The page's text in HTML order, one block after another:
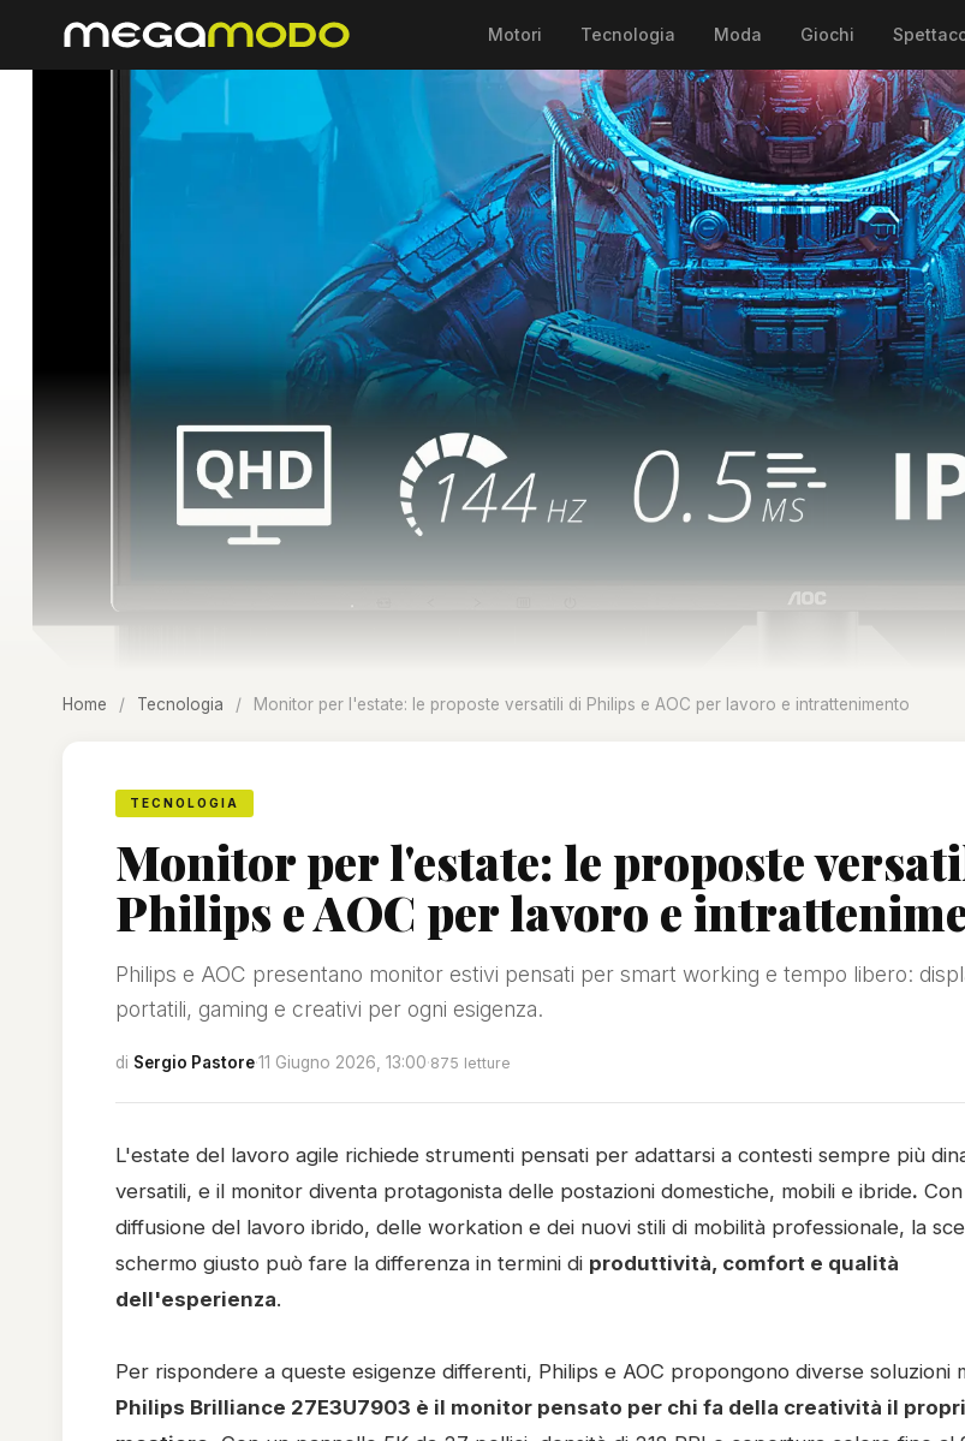
Motori Tecnologia Moda Giochi
Home / Tecnologia / Monitor per l'estate: le proposte versatili di Philips e AOC per lavoro e intrattenimento
TECNOLOGIA
Monitor per l'estate: le proposte
Philips e AOC per lavoro e
Philips e AOC presentano monitor estivi pensati per smart working e tempo libero:
portatili, gaming e creativi per ogni esigenza.
di Sergio Pastore·11 Giugno 2026, 13:00·875 letture
L'estate del lavoro agile richiede strumenti pensati per adattarsi a contesti sempre più
versatili, e il monitor diventa protagonista delle postazioni domestiche, mobili e ibride.
diffusione del lavoro ibrido, delle workation e dei nuovi stili di mobilità professionale, la
schermo giusto può fare la differenza in termini di produttività, comfort e qualità
dell'esperienza.
Per rispondere a queste esigenze differenti, Philips e AOC propongono diverse soluzioni
Philips Brilliance 27E3U7903 è il monitor pensato per chi fa della creatività il